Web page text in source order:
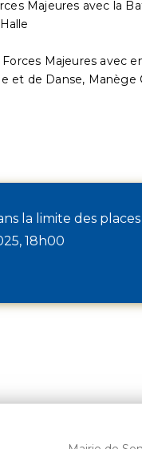
Majeures avec la
Majeures avec
et de Danse, Manège
la limite des
18h00